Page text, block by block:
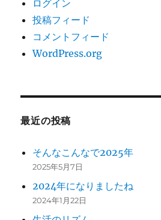
ログイン
投稿フィード
コメントフィード
WordPress.org
最近の投稿
そんなこんなで2025年
2025年5月7日
2024年になりましたね
2024年1月22日